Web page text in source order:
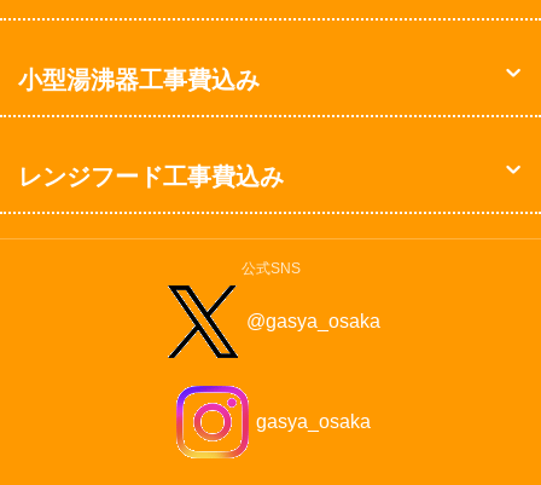
小型湯沸器工事費込み
レンジフード工事費込み
公式SNS
@gasya_osaka
gasya_osaka